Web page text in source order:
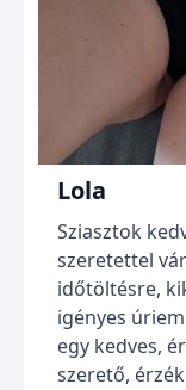
Lola
Sziasztok
szeretettel
időtöltésre,
igényes
egy kedves,
szerető,